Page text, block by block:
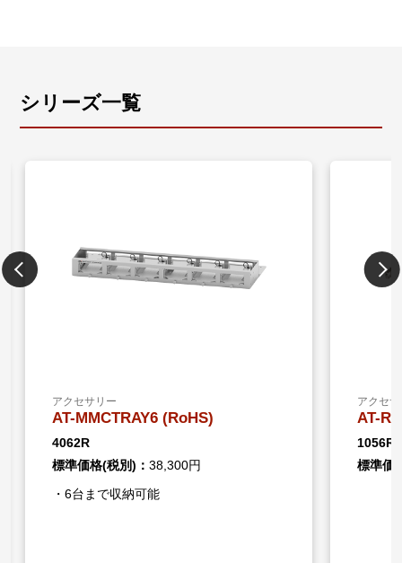
シリーズ一覧
アクセサリー
AT-RKMT-SL01 (RoHS)
1056R
標準価格(税別)：60,000円
ア
標